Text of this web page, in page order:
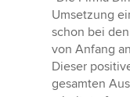
5
out
of
5
stars
Umsetzung
schon bei
von Anfang
Dieser
gesamten